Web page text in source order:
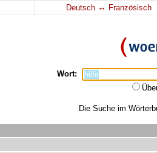
Deutsch ↔ Französisch
Wort:
Die Suche im